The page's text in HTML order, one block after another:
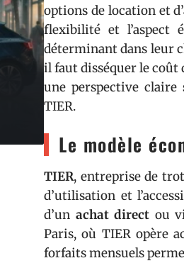
options de location et
flexibilité et l’aspect
déterminant dans leur
il faut disséquer le
une perspective claire
TIER.
Le modèle
TIER, entreprise de
d’utilisation et
d’un achat direct ou
Paris, où TIER opère
forfaits mensuels